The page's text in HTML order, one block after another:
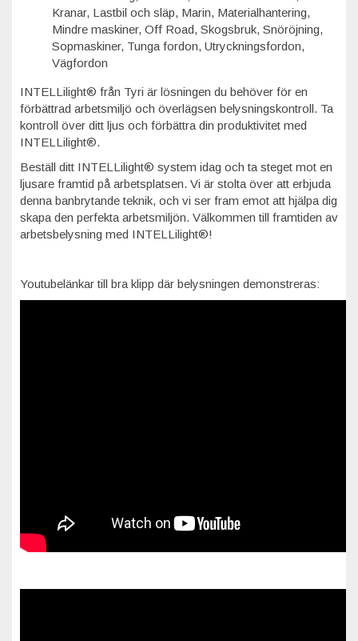
Kranar, Lastbil och släp, Marin, Materialhantering,
Mindre maskiner, Off Road, Skogsbruk, Snöröjning,
Sopmaskiner, Tunga fordon, Utryckningsfordon,
Vägfordon
INTELLilight® från Tyri är lösningen du behöver för en
förbättrad arbetsmiljö och överlägsen belysningskontroll. Ta
kontroll över ditt ljus och förbättra din produktivitet med
INTELLilight®.
Beställ ditt INTELLilight® system idag och ta steget mot en
ljusare framtid på arbetsplatsen. Vi är stolta över att erbjuda
denna banbrytande teknik, och vi ser fram emot att hjälpa dig
skapa den perfekta arbetsmiljön. Välkommen till framtiden av
arbetsbelysning med INTELLilight®!
Youtubelänkar till bra klipp där belysningen demonstreras: